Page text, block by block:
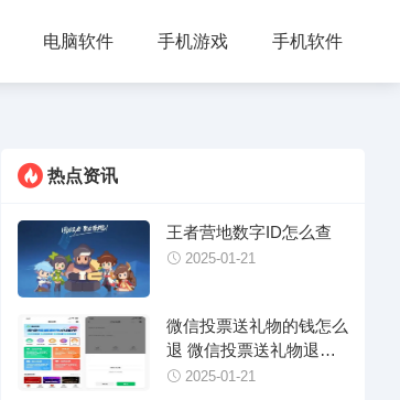
电脑软件 手机游戏 手机软件
热点资讯
王者营地数字ID怎么查
2025-01-21
微信投票送礼物的钱怎么
退 微信投票送礼物退款
操作指引
2025-01-21